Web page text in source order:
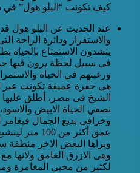
كيف تكونت “البلو هول”
عند الحديث عن البلو هول قد
والاستقرار ودائرة الراحة
ينشدون الاستمتاع بالحياة
فى سبيل لحظة يرون فيها
ورغبتهم فى الحياة
هى حفرة عميقة تكونت
الشيخ فى مصر، أطلق عليها
نصفي الحياة الابيض
وخرافي بديع الجمال
عمق أكثر من
ويراها البعض الاخر منطقة
وهى الازرق الغامق ولانها
لكثير من محبي المغامرة